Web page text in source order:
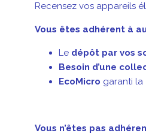
Recensez vos appareils
Vous êtes adhérent à
Le dépôt par vos
Besoin d’une
EcoMicro garanti la
Vous n’êtes pas